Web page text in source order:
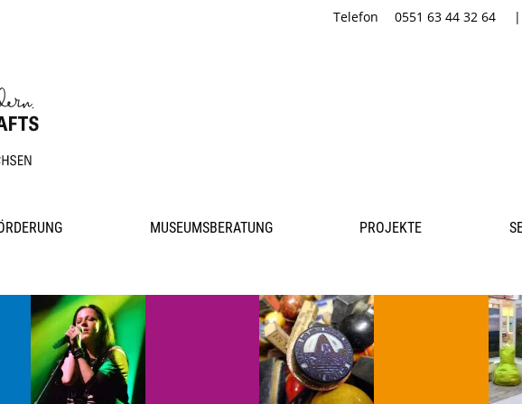
Telefon 0551 63 44 32 64
MUSEUMSBERATUNG PROJEKTE